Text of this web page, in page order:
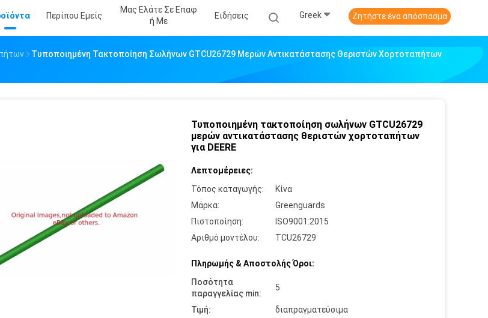
Περίπου Εμείς
Μας Ελάτε Σε Επαφ
Ή Με
Ειδήσεις Greek Ζητήστε ένα απόσπασμα
Τυποποιημένη Τακτοποίηση Σωλήνων GTCU26729 Μερών Αντικατάστασης Θεριστών Χορτοταπήτων
Τυποποιημένη τακτοποίηση σωλήνων GTCU26729
μερών αντικατάστασης θεριστών χορτοταπήτων
για DEERE
Λεπτομέρειες:
Τόπος καταγωγής:
Κίνα
Μάρκα:
Greenguards
Πιστοποίηση:
ISO9001:2015
Αριθμό μοντέλου:
TCU26729
Πληρωμής & Αποστολής Όροι:
Ποσότητα
παραγγελίας min:
5
Τιμή: διαπραγματεύσιμα